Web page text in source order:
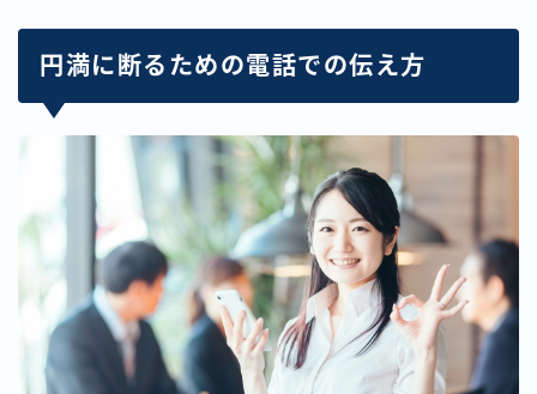
円満に断るための電話での伝え方